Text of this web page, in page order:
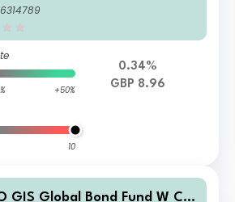
(Hedged) Income
+50%
10
0.34%
GBP 8.96
GIS Global Bond Fund W Cla